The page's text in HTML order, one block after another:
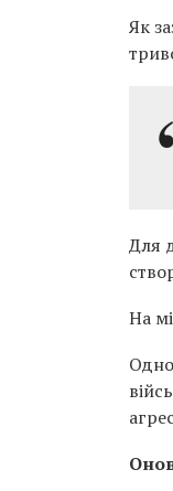
Як
Для
На